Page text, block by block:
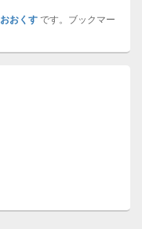
おおくすです。ブックマー